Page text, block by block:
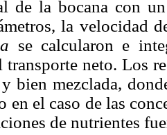
de la bocana con
la velocidad
a se calcularon e
transporte neto. Los
bien mezclada,
en el caso de las
de nutrientes